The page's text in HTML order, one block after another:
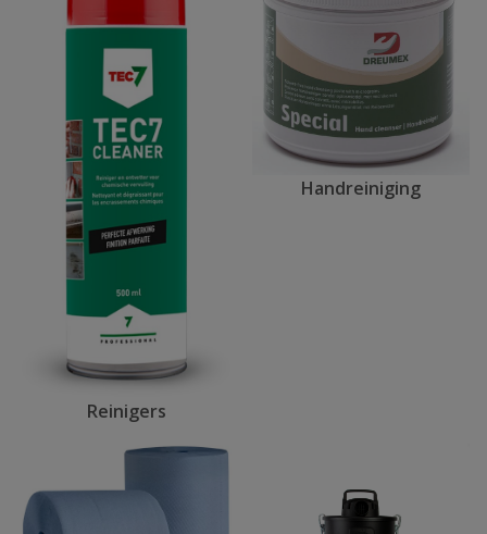
Reinigers
Handreiniging